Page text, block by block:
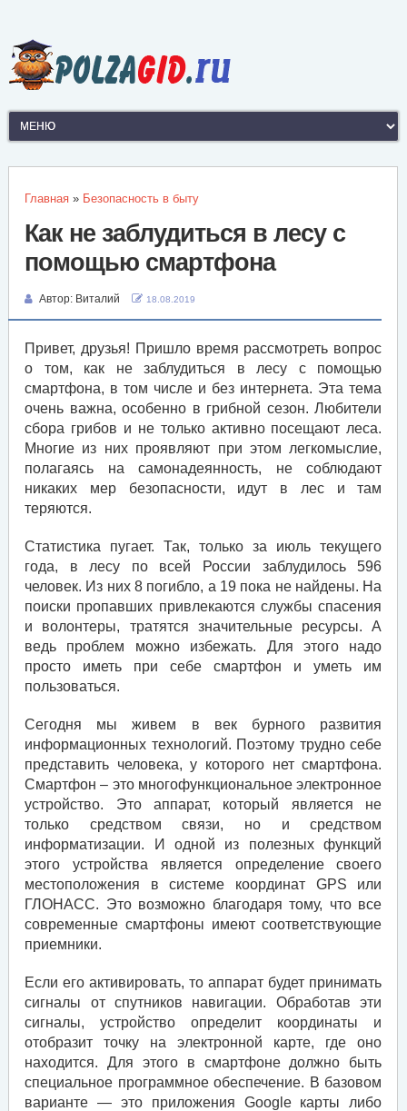
Главная » Безопасность в быту
Как не заблудиться в лесу с
помощью смартфона
Автор: Виталий 18.08.2019
Привет, друзья! Пришло время рассмотреть вопрос
о том, как не заблудиться в лесу с помощью
смартфона, в том числе и без интернета. Эта тема
очень важна, особенно в грибной сезон. Любители
сбора грибов и не только активно посещают леса.
Многие из них проявляют при этом легкомыслие,
полагаясь на самонадеянность, не соблюдают
никаких мер безопасности, идут в лес и там
теряются.
Статистика пугает. Так, только за июль текущего
года, в лесу по всей России заблудилось 596
человек. Из них 8 погибло, а 19 пока не найдены. На
поиски пропавших привлекаются службы спасения
и волонтеры, тратятся значительные ресурсы. А
ведь проблем можно избежать. Для этого надо
просто иметь при себе смартфон и уметь им
пользоваться.
Сегодня мы живем в век бурного развития
информационных технологий. Поэтому трудно себе
представить человека, у которого нет смартфона.
Смартфон – это многофункциональное электронное
устройство. Это аппарат, который является не
только средством связи, но и средством
информатизации. И одной из полезных функций
этого устройства является определение своего
местоположения в системе координат GPS или
ГЛОНАСС. Это возможно благодаря тому, что все
современные смартфоны имеют соответствующие
приемники.
Если его активировать, то аппарат будет принимать
сигналы от спутников навигации. Обработав эти
сигналы, устройство определит координаты и
отобразит точку на электронной карте, где оно
находится. Для этого в смартфоне должно быть
специальное программное обеспечение. В базовом
варианте — это приложения Google карты либо